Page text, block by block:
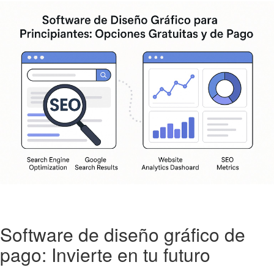
Software de diseño gráfico de
pago: Invierte en tu futuro